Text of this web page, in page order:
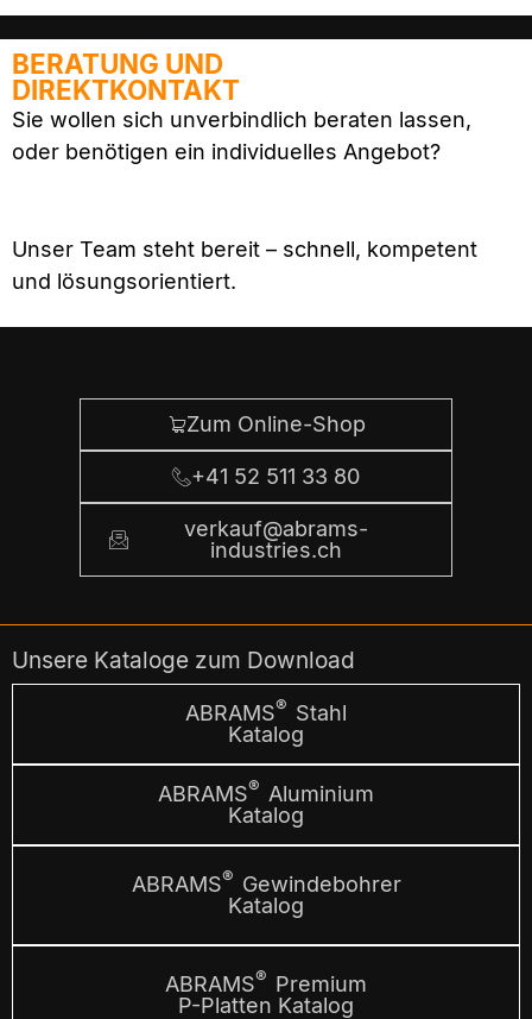
BERATUNG UND
DIREKTKONTAKT
Sie wollen sich unverbindlich beraten lassen,
oder benötigen ein individuelles Angebot?
Unser Team steht bereit – schnell, kompetent
und lösungsorientiert.
Zum Online-Shop
+41 52 511 33 80
verkauf@abrams-
industries.ch
Unsere Kataloge zum Download
ABRAMS® Stahl
Katalog
ABRAMS® Aluminium
Katalog
ABRAMS® Gewindebohrer
Katalog
ABRAMS® Premium
P-Platten Katalog